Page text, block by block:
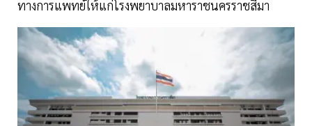
ทางการแพทย์ให้แก่โรงพยาบาลมหาราชนครราชสีมา